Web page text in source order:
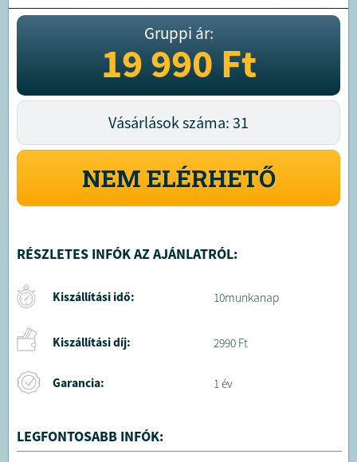
Gruppi ár:
19 990Ft
Vásárlások száma: 31
NEM ELÉRHETŐ
RÉSZLETES INFÓK AZ AJÁNLATRÓL:
Kiszállítási idő: 10munkanap
Kiszállítási díj: 2990 Ft
Garancia: 1 év
LEGFONTOSABB INFÓK: